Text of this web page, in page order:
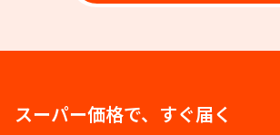
スーパー価格で、すぐ届く